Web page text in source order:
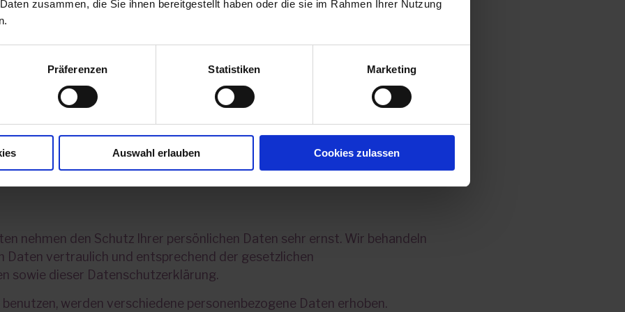
zusammen, die Sie ihnen bereitgestellt haben oder die sie im Rahmen Ihrer Nutzung
Präferenzen Statistiken Marketing
Auswahl erlauben Cookies zulassen
ein:
nehmen den Schutz Ihrer persönlichen Daten sehr ernst. Wir behandeln
Daten vertraulich und entsprechend der gesetzlichen
sowie dieser Datenschutzerklärung.
werden verschiedene personenbezogene Daten erhoben.